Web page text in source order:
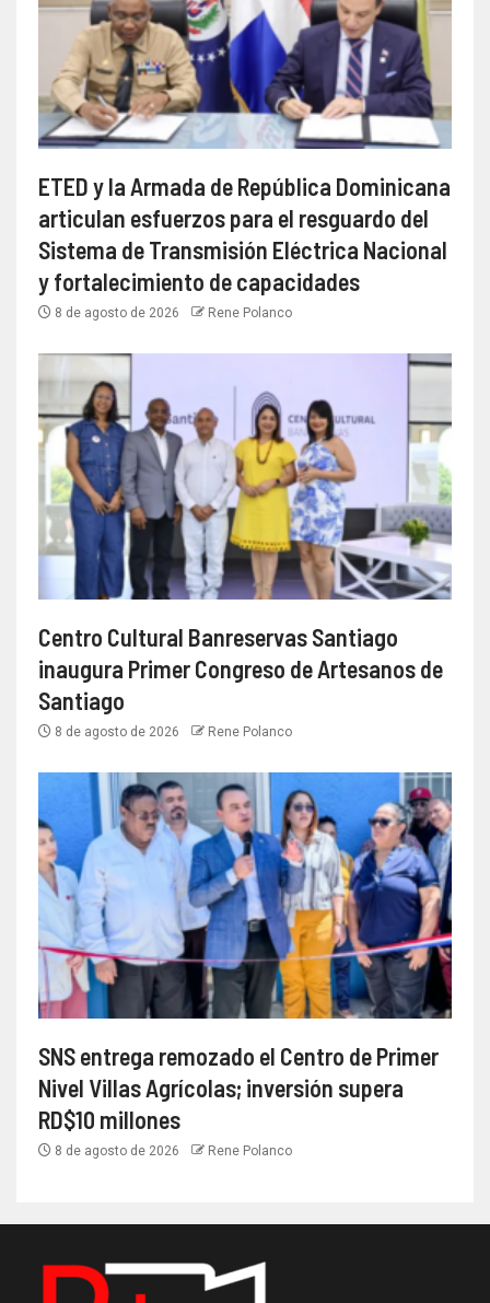
ETED y la Armada de República Dominicana
articulan esfuerzos para el resguardo del
Sistema de Transmisión Eléctrica Nacional
y fortalecimiento de capacidades
8 de agosto de 2026 Rene Polanco
Centro Cultural Banreservas Santiago
inaugura Primer Congreso de Artesanos de
Santiago
8 de agosto de 2026 Rene Polanco
SNS entrega remozado el Centro de Primer
Nivel Villas Agrícolas; inversión supera
RD$10 millones
8 de agosto de 2026 Rene Polanco